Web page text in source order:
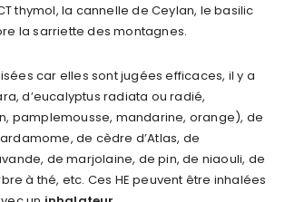
thymol, la cannelle de Ceylan, le basilic
la sarriette des montagnes.
car elles sont jugées efficaces, il y a
d’eucalyptus radiata ou radié,
pamplemousse, mandarine, orange), de
de cèdre d’Atlas, de
de marjolaine, de pin, de niaouli, de
à thé, etc. Ces HE peuvent être inhalées